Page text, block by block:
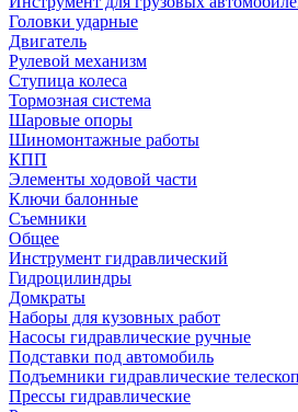
Головки ударные
Двигатель
Рулевой механизм
Ступица колеса
Тормозная система
Шаровые опоры
Шиномонтажные работы
КПП
Элементы ходовой части
Ключи балонные
Съемники
Общее
Инструмент гидравлический
Гидроцилиндры
Домкраты
Наборы для кузовных работ
Насосы гидравлические ручные
Подставки под автомобиль
Подъемники гидравлические
Прессы гидравлические